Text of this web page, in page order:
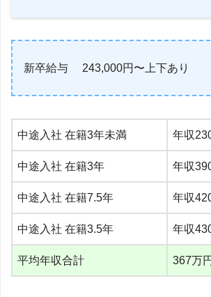
新卒給与 243,000円〜上下あり
中途入社 在籍3年未満 年収
中途入社 在籍3年 年収
中途入社 在籍7.5年 年収
中途入社 在籍3.5年 年収
平均年収合計 367万円